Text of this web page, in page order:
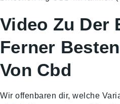
Video Zu Der
Ferner
Von Cbd
Wir offenbaren dir, welche